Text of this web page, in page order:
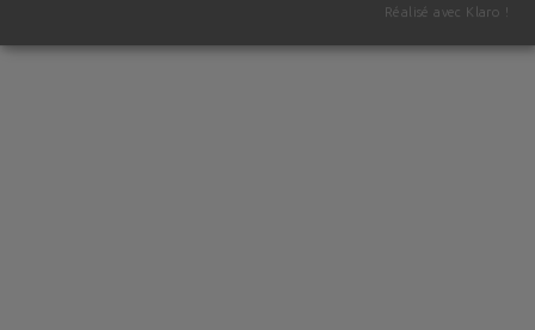
Réalisé avec Klaro !